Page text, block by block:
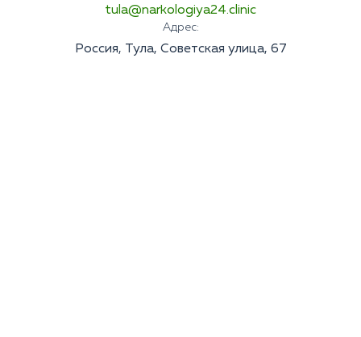
tula@narkologiya24.clinic
Адрес:
Россия, Тула, Советская улица, 67